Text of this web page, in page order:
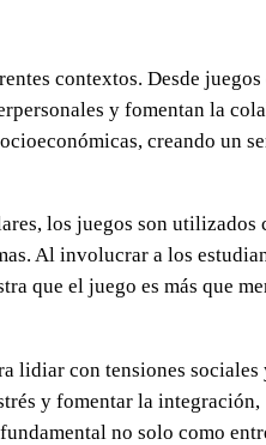
contextos. Desde juegos
y fomentan la
creando un
los juegos son utilizados
Al involucrar a los
que el juego es más que
lidiar con tensiones
y fomentar la integración,
no solo como